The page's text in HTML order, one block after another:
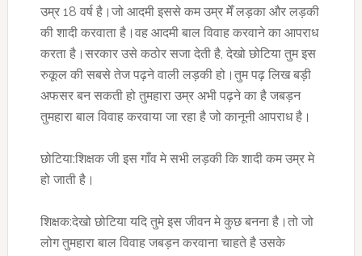
उम्र 18 वर्ष है।जो आदमी इससे कम उम्र मेँ लड़का और लड़की
की शादी करवाता है।वह आदमी बाल विवाह करवाने का आपराध
करता है।सरकार उसे कठोर सजा देती है, देखो छोटिया तुम इस
रुकूल की सबसे तेज पढ़ने वाली लड़की हो।तुम पढ़ लिख बड़ी
अफसर बन सकती हो तुमहारा उम्र अभी पढ़ने का है जबड़न
तुमहारा बाल विवाह करवाया जा रहा है जो कानूनी आपराध है।
छोटिया:शिक्षक जी इस गाँव मे सभी लड़की कि शादी कम उम्र मे
हो जाती है।
शिक्षक:देखो छोटिया यदि तुमे इस जीवन मे कुछ बनना है।तो जो
लोग तुमहारा बाल विवाह जबड़न करवाना चाहते है उसके